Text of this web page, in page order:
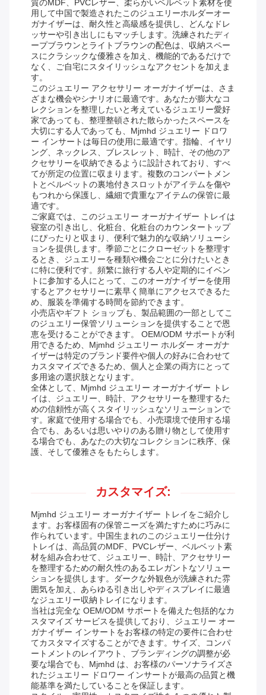
質のMDF、PVCレザー、柔らかいベルベット素材を使
用して中国で製造されたこのジュエリーホルダーオー
ガナイザーは、耐久性と高級感を提供し、どんなドレ
ッサーや引き出しにもマッチします。洗練されたディ
ープブラウンとライトブラウンの配色は、収納スペー
スにクラシックな優雅さを加え、機能的であるだけで
なく、ご自宅にスタイリッシュなアクセントを加えま
す。
このジュエリー アクセサリー オーガナイザーは、さま
ざまな機会やシナリオに最適です。あなたが膨大なコ
レクションを整理したいと考えているジュエリー愛好
家であっても、整理整頓された散らかったスペースを
大切にする人であっても、Mjmhd ジュエリー ドロワ
ー インサートは毎日の使用に最適です。指輪、イヤリ
ング、ネックレス、ブレスレット、時計、その他のア
クセサリーを収納できるように設計されており、すべ
てが所定の位置に収まります。複数のコンパートメン
トとベルベットの裏地付きスロットがアイテムを傷や
もつれから保護し、繊細で貴重なアイテムの保管に最
適です。
ご家庭では、このジュエリー オーガナイザー トレイは
寝室の引き出し、化粧台、化粧台のカウンタートップ
にぴったりと収まり、便利で魅力的な収納ソリューシ
ョンを提供します。季節ごとにクローゼットを整理す
るとき、ジュエリーを種類や機会ごとに分けたいとき
に特に便利です。頻繁に旅行する人や定期的にイベン
トに参加する人にとって、このオーガナイザーを使用
するとアクセサリーに素早く簡単にアクセスできるた
め、服装を準備する時間を節約できます。
小売店やギフト ショップも、製品範囲の一部としてこ
のジュエリー保管ソリューションを提供することで恩
恵を受けることができます。 OEM/ODM サポートが利
用できるため、Mjmhd ジュエリー ホルダー オーガナ
イザーは特定のブランド要件や個人の好みに合わせて
カスタマイズできるため、個人と企業の両方にとって
多用途の選択肢となります。
全体として、Mjmhd ジュエリー オーガナイザー トレ
イは、ジュエリー、時計、アクセサリーを整理するた
めの信頼性が高くスタイリッシュなソリューションで
す。家庭で使用する場合でも、小売環境で使用する場
合でも、あるいは思いやりのある贈り物として使用す
る場合でも、あなたの大切なコレクションに秩序、保
護、そして優雅さをもたらします。
カスタマイズ:
Mjmhd ジュエリー オーガナイザー トレイをご紹介し
ます。お客様固有の保管ニーズを満たすために巧みに
作られています。中国生まれのこのジュエリー仕分け
トレイは、高品質のMDF、PVCレザー、ベルベット素
材を組み合わせて、ジュエリー、時計、アクセサリー
を整理するための耐久性のあるエレガントなソリュー
ションを提供します。ダークな外観色が洗練された雰
囲気を加え、あらゆる引き出しやディスプレイに最適
なジュエリー収納トレイになります。
当社は完全な OEM/ODM サポートを備えた包括的なカ
スタマイズ サービスを提供しており、ジュエリー オー
ガナイザー インサートをお客様の特定の要件に合わせ
てカスタマイズすることができます。サイズ、コンパ
ートメントのレイアウト、ブランディングの調整が必
要な場合でも、Mjmhd は、お客様のパーソナライズさ
れたジュエリー ドロワー インサートが最高の品質と機
能基準を満たしていることを保証します。